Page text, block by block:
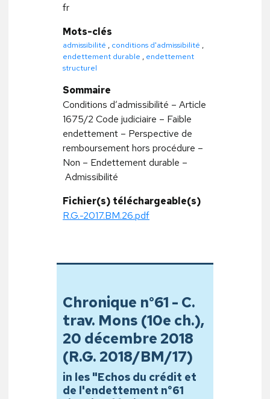
fr
Mots-clés
admissibilité , conditions d'admissibilité ,
endettement durable , endettement
structurel
Sommaire
Conditions d’admissibilité – Article
1675/2 Code judiciaire – Faible
endettement – Perspective de
remboursement hors procédure –
Non – Endettement durable –
Admissibilité
Fichier(s) téléchargeable(s)
R.G.-2017.BM.26.pdf
Chronique n°61 - C.
trav. Mons (10e ch.),
20 décembre 2018
(R.G. 2018/BM/17)
in les "Echos du crédit et
de l'endettement n°61